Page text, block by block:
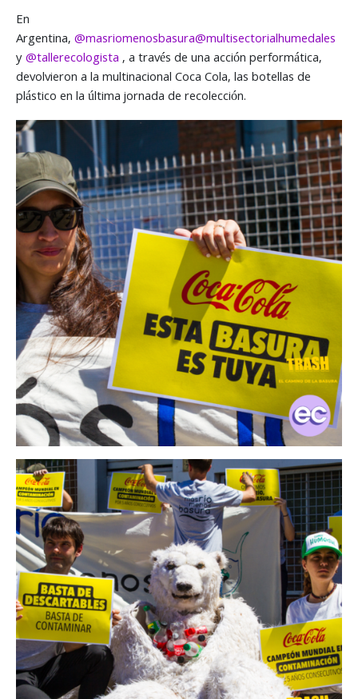
En
Argentina,@masriomenosbasura@multisectorialhumedales
y@tallerecologista, a través de una acción performática,
devolvieron a la multinacional Coca Cola, las botellas de
plástico en la última jornada de recolección.